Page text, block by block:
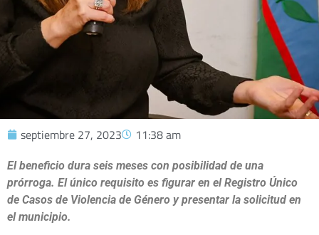
septiembre 27, 2023 11:38 am
El beneficio dura seis meses con posibilidad de una
prórroga. El único requisito es figurar en el Registro Único
de Casos de Violencia de Género y presentar la solicitud en
el municipio.